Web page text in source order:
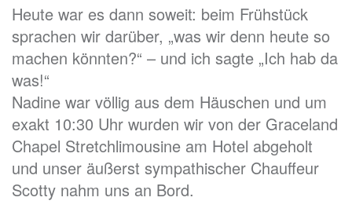
Heute war es dann soweit: beim Frühstück
sprachen wir darüber, „was wir denn heute so
machen könnten?“ – und ich sagte „Ich hab da
was!“
Nadine war völlig aus dem Häuschen und um
exakt 10:30 Uhr wurden wir von der Graceland
Chapel Stretchlimousine am Hotel abgeholt
und unser äußerst sympathischer Chauffeur
Scotty nahm uns an Bord.